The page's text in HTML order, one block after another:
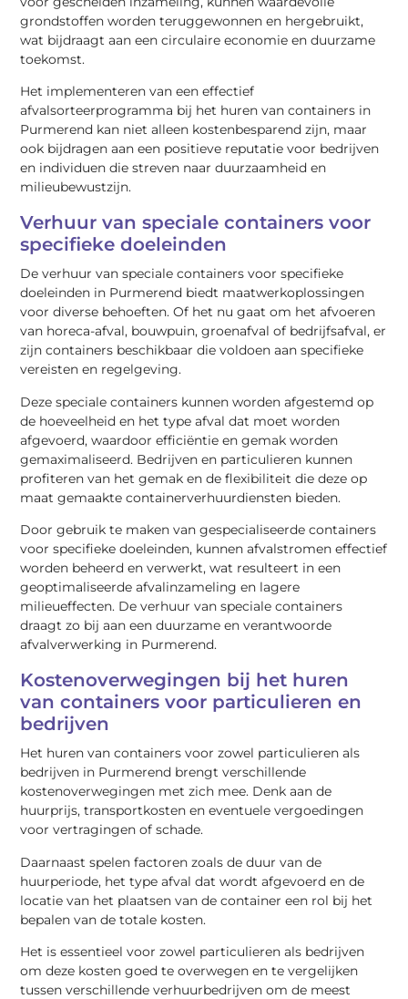
grondstoffen worden teruggewonnen en hergebruikt,
wat bijdraagt aan een circulaire economie en duurzame
toekomst.
Het implementeren van een effectief
afvalsorteerprogramma bij het huren van containers in
Purmerend kan niet alleen kostenbesparend zijn, maar
ook bijdragen aan een positieve reputatie voor bedrijven
en individuen die streven naar duurzaamheid en
milieubewustzijn.
Verhuur van speciale containers voor
specifieke doeleinden
De verhuur van speciale containers voor specifieke
doeleinden in Purmerend biedt maatwerkoplossingen
voor diverse behoeften. Of het nu gaat om het afvoeren
van horeca-afval, bouwpuin, groenafval of bedrijfsafval, er
zijn containers beschikbaar die voldoen aan specifieke
vereisten en regelgeving.
Deze speciale containers kunnen worden afgestemd op
de hoeveelheid en het type afval dat moet worden
afgevoerd, waardoor efficiëntie en gemak worden
gemaximaliseerd. Bedrijven en particulieren kunnen
profiteren van het gemak en de flexibiliteit die deze op
maat gemaakte containerverhuurdiensten bieden.
Door gebruik te maken van gespecialiseerde containers
voor specifieke doeleinden, kunnen afvalstromen effectief
worden beheerd en verwerkt, wat resulteert in een
geoptimaliseerde afvalinzameling en lagere
milieueffecten. De verhuur van speciale containers
draagt zo bij aan een duurzame en verantwoorde
afvalverwerking in Purmerend.
Kostenoverwegingen bij het huren
van containers voor particulieren en
bedrijven
Het huren van containers voor zowel particulieren als
bedrijven in Purmerend brengt verschillende
kostenoverwegingen met zich mee. Denk aan de
huurprijs, transportkosten en eventuele vergoedingen
voor vertragingen of schade.
Daarnaast spelen factoren zoals de duur van de
huurperiode, het type afval dat wordt afgevoerd en de
locatie van het plaatsen van de container een rol bij het
bepalen van de totale kosten.
Het is essentieel voor zowel particulieren als bedrijven
om deze kosten goed te overwegen en te vergelijken
tussen verschillende verhuurbedrijven om de meest